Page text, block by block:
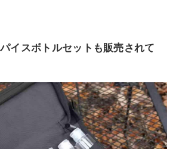
イスボトルセットも販売されて